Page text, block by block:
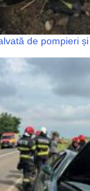
de pompieri